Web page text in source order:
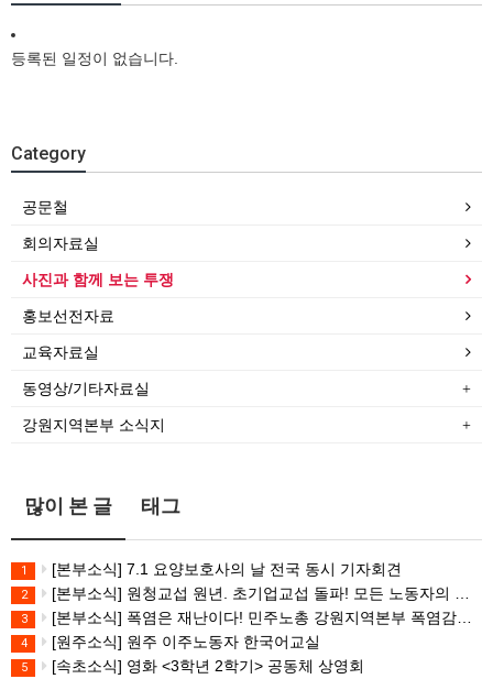
등록된 일정이 없습니다.
Category
공문철
회의자료실
사진과 함께 보는 투쟁
홍보선전자료
교육자료실
동영상/기타자료실
강원지역본부 소식지
많이 본 글 태그
1 [본부소식] 7.1 요양보호사의 날 전국 동시 기자회견
2 [본부소식] 원청교섭 원년. 초기업교섭 돌파! 모든 노동자의 노동기본권 쟁취! 민주노총 7.15 총파업대회
3 [본부소식] 폭염은 재난이다! 민주노총 강원지역본부 폭염감시단 선포 기자회견
4 [원주소식] 원주 이주노동자 한국어교실
5 [속초소식] 영화 <3학년 2학기> 공동체 상영회